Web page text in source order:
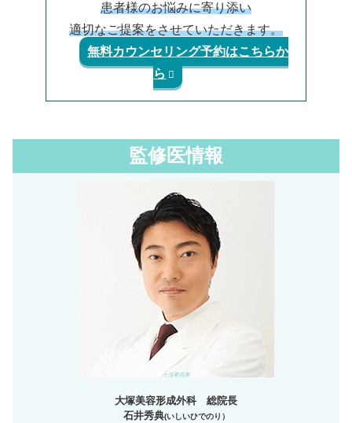
患者様のお悩みに寄り添い
適切なご提案をさせていただきます。
無料カウンセリング予約はこちらか
ら
監修医情報
大塚美容形成外科 総院長
石井秀典(いしいひでのり）